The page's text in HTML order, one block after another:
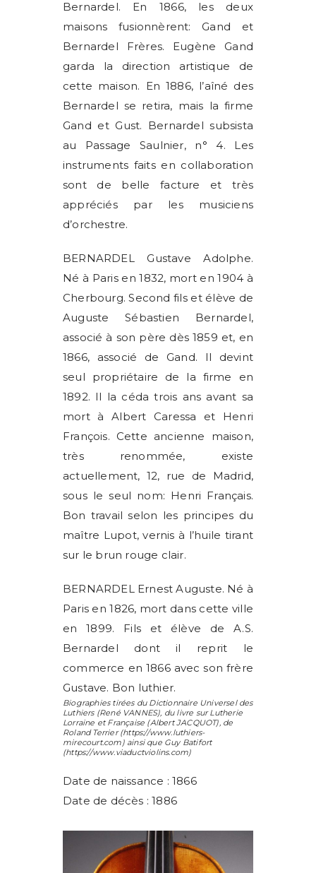
Bernardel. En 1866, les deux
maisons fusionnèrent: Gand et
Bernardel Frères. Eugène Gand
garda la direction artistique de
cette maison. En 1886, l’aîné des
Bernardel se retira, mais la firme
Gand et Gust. Bernardel subsista
au Passage Saulnier, n° 4. Les
instruments faits en collaboration
sont de belle facture et très
appréciés par les musiciens
d’orchestre.
BERNARDEL Gustave Adolphe.
Né à Paris en 1832, mort en 1904 à
Cherbourg. Second fils et élève de
Auguste Sébastien Bernardel,
associé à son père dès 1859 et, en
1866, associé de Gand. Il devint
seul propriétaire de la firme en
1892. Il la céda trois ans avant sa
mort à Albert Caressa et Henri
François. Cette ancienne maison,
très renommée, existe
actuellement, 12, rue de Madrid,
sous le seul nom: Henri Français.
Bon travail selon les principes du
maître Lupot, vernis à l’huile tirant
sur le brun rouge clair.
BERNARDEL Ernest Auguste. Né à
Paris en 1826, mort dans cette ville
en 1899. Fils et élève de A.S.
Bernardel dont il reprit le
commerce en 1866 avec son frère
Gustave. Bon luthier.
Biographies tirées du Dictionnaire Universel des
Luthiers (René VANNES), du livre sur Lutherie
Lorraine et Française (Albert JACQUOT), de
Roland Terrier(https://www.luthiers-
mirecourt.com) ainsi que Guy Batifort
(https://www.viaductviolins.com)
Date de naissance : 1866
Date de décès : 1886